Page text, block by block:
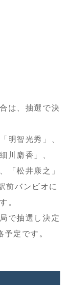
は、抽選で決
明智光秀」、
川麝香」、
「松井康之」
前バンビオに
。
で抽選し決定
定です。